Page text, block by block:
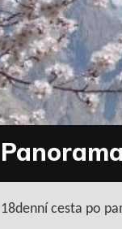
18denní cesta po